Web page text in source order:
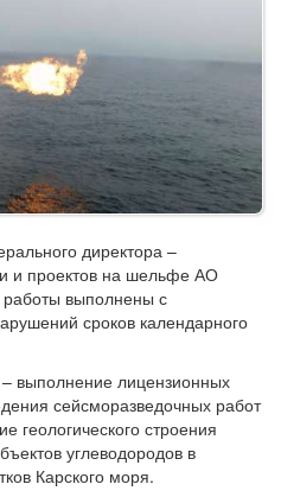
директора –
и проектов на шельфе АО
работы выполнены с
сроков календарного
выполнение лицензионных
сейсморазведочных работ
геологического строения
углеводородов в
Карского моря.